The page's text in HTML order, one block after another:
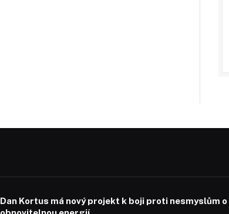
Dan Kortus má nový projekt k boji proti nesmyslům